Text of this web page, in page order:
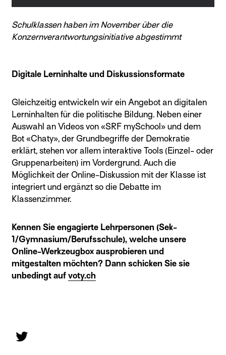
Schulklassen haben im November über die
Konzernverantwortungsinitiative abgestimmt
Digitale Lerninhalte und Diskussionsformate
Gleichzeitig entwickeln wir ein Angebot an digitalen
Lerninhalten für die politische Bildung. Neben einer
Auswahl an Videos von «SRF mySchool» und dem
Bot «Chaty», der Grundbegriffe der Demokratie
erklärt, stehen vor allem interaktive Tools (Einzel- oder
Gruppenarbeiten) im Vordergrund. Auch die
Möglichkeit der Online-Diskussion mit der Klasse ist
integriert und ergänzt so die Debatte im
Klassenzimmer.
Kennen Sie engagierte Lehrpersonen (Sek-
1/Gymnasium/Berufsschule), welche unsere
Online-Werkzeugbox ausprobieren und
mitgestalten möchten? Dann schicken Sie sie
unbedingt auf voty.ch